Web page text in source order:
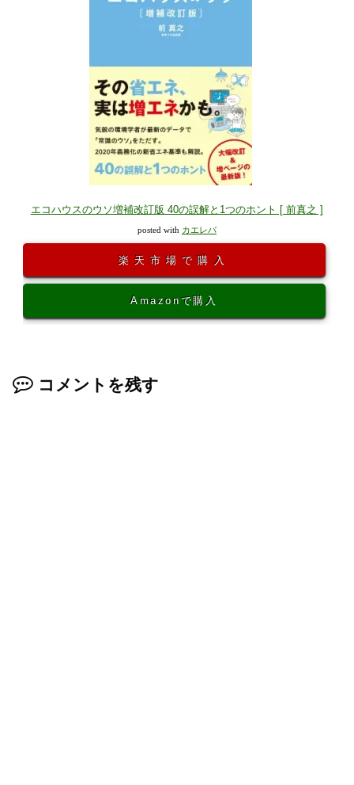
エコハウスのウソ増補改訂版 40の誤解と1つのホント [ 前真之 ]
posted with カエレバ
楽天市場で購入
Amazonで購入
コメントを残す